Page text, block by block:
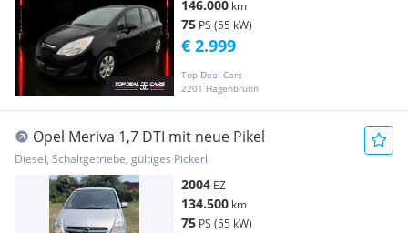
146.000 km
75 PS (55 kW)
Top Deal Cars
2201 Hagenbrunn
€ 2.999
Opel Meriva 1,7 DTI mit neue Pikel
Diesel, Schaltgetriebe, gültiges Pickerl
2004 EZ
134.500 km
75 PS (55 kW)